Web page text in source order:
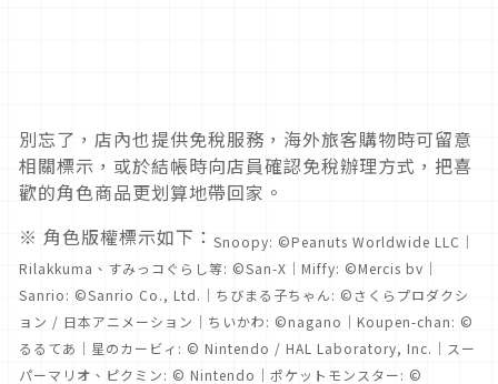
別忘了，店內也提供免稅服務，海外旅客購物時可留意
相關標示，或於結帳時向店員確認免稅辦理方式，把喜
歡的角色商品更划算地帶回家。
※ 角色版權標示如下： Snoopy: ©Peanuts Worldwide LLC｜
Rilakkuma、すみっコぐらし等: ©San-X｜Miffy: ©Mercis bv｜
Sanrio: ©Sanrio Co., Ltd.｜ちびまる子ちゃん: ©さくらプロダクシ
ョン / 日本アニメーション｜ちいかわ: ©nagano｜Koupen-chan: ©
るるてあ｜星のカービィ: © Nintendo / HAL Laboratory, Inc.｜スー
パーマリオ、ピクミン: © Nintendo｜ポケットモンスター: ©